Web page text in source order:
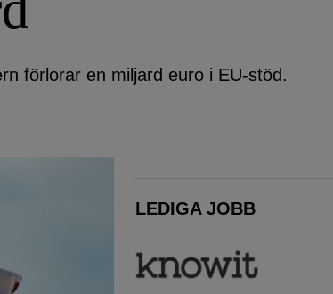
förlorar en miljard euro i EU-stöd.
LEDIGA JOBB